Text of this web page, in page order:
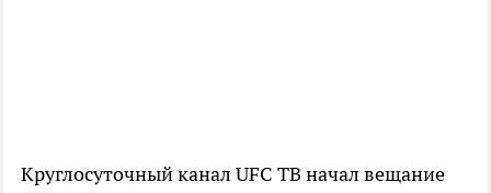
Круглосуточный канал UFC ТВ начал вещание